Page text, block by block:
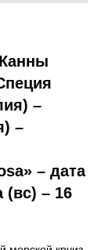
–
–
– дата
(вс) – 16